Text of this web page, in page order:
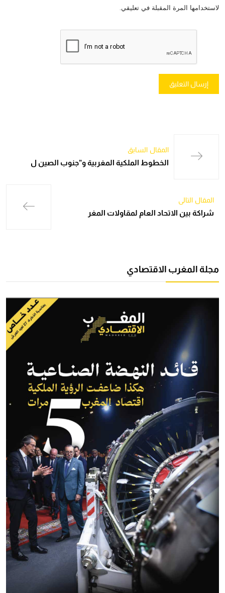
لاستخدامها المرة المقبلة في تعليقي.
المقال السابق
الخطوط الملكية المغربية و”جنوب الصين ل
المقال التالي
شراكة بين الاتحاد العام لمقاولات المغر
مجلة المغرب الاقتصادي